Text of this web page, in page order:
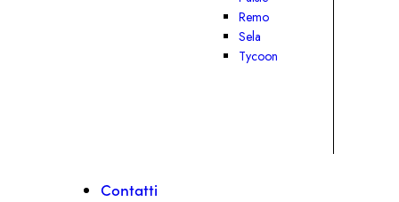
Remo
Sela
Tycoon
Contatti